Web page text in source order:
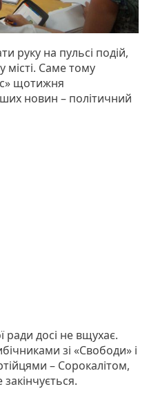
руку на пульсі подій,
місті. Саме тому
щотижня
новин – політичний
ради досі не вщухає.
зі «Свободи» і
– Сорокалітом,